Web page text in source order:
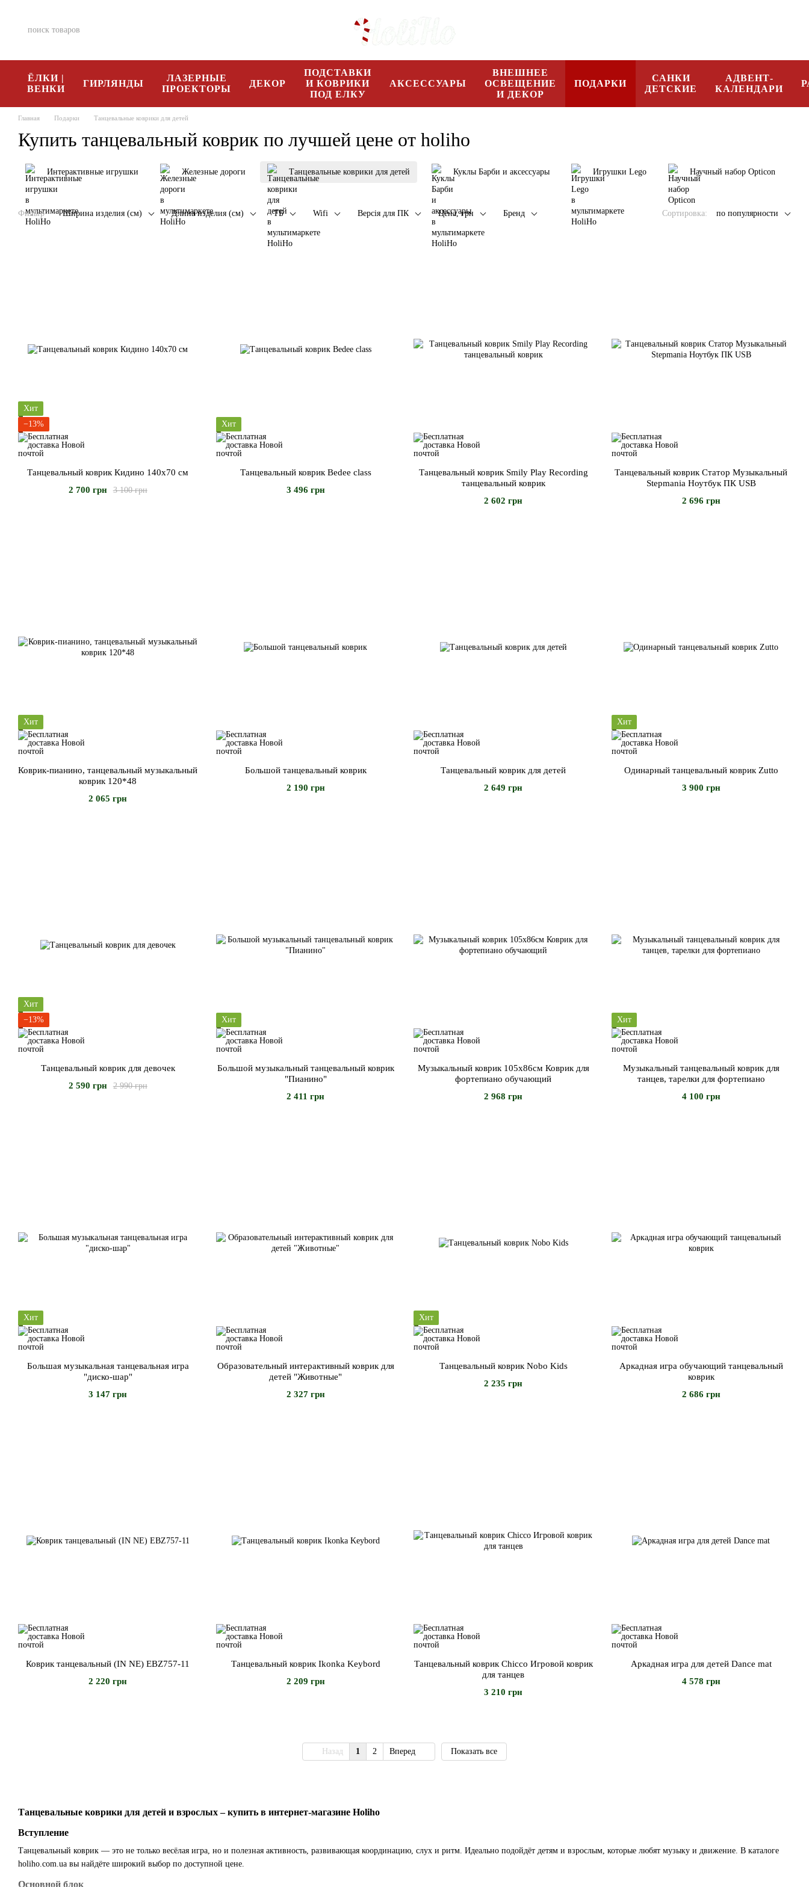
ЁЛКИ |
ВЕНКИ
ГИРЛЯНДЫ
ЛАЗЕРНЫЕ
ПРОЕКТОРЫ
ДЕКОР
ПОДСТАВКИ
И КОВРИКИ
ПОД ЕЛКУ
АКСЕССУАРЫ
ВНЕШНЕЕ
ОСВЕЩЕНИЕ
И ДЕКОР
ПОДАРКИ
САНКИ
ДЕТСКИЕ
АДВЕНТ-
КАЛЕНДАРИ
Главная Подарки Танцевальные коврики для детей
Купить танцевальный коврик по лучшей цене от holiho
Интерактивные игрушки Железные дороги Танцевальные коврики для детей Куклы Барби и аксессуары Игрушки Lego Научный набор Opticon
Фильтр Ширина изделия (см) Длина изделия (см) ТБ Wifi Версія для ПК Цена, грн Бренд Сортировка: по популярности
Танцевальные коврики для детей и взрослых – купить в интернет-магазине Holiho
Вступление
Танцевальный коврик — это не только весёлая игра, но и полезная активность, развивающая координацию, слух и ритм. Идеально подойдёт детям и взрослым, которые любят музыку и движение. В каталоге
holiho.com.ua вы найдёте широкий выбор по доступной цене.
Основной блок
Хит
−13%
Танцевальный коврик Кидино 140х70 см
3 100 грн
2 700 грн
Хит
Танцевальный коврик Bedee class
3 496 грн
Танцевальный коврик Smily Play Recording
танцевальный коврик
2 602 грн
Танцевальный коврик Статор Музыкальный
Stepmania Ноутбук ПК USB
2 696 грн
Хит
Коврик-пианино, танцевальный музыкальный
коврик 120*48
2 065 грн
Большой танцевальный коврик
2 190 грн
Танцевальный коврик для детей
2 649 грн
Хит
Одинарный танцевальный коврик Zutto
3 900 грн
Хит
−13%
Танцевальный коврик для девочек
2 990 грн
2 590 грн
Хит
Большой музыкальный танцевальный коврик
"Пианино"
2 411 грн
Музыкальный коврик 105х86см Коврик для
фортепиано обучающий
2 968 грн
Хит
Музыкальный танцевальный коврик для
танцев, тарелки для фортепиано
4 100 грн
Хит
Большая музыкальная танцевальная игра
"диско-шар"
3 147 грн
Образовательный интерактивный коврик для
детей "Животные"
2 327 грн
Хит
Танцевальный коврик Nobo Kids
2 235 грн
Аркадная игра обучающий танцевальный
коврик
2 686 грн
Коврик танцевальный (IN NE) EBZ757-11
2 220 грн
Танцевальный коврик Ikonka Keybord
2 209 грн
Танцевальный коврик Chicco Игровой коврик
для танцев
3 210 грн
Аркадная игра для детей Dance mat
4 578 грн
Назад 1 2 Вперед Показать все